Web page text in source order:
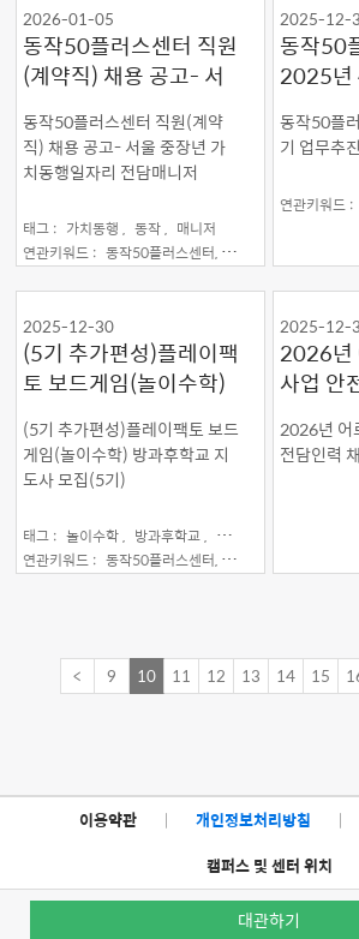
2026-01-05
동작50플러스센터 직원
(계약직) 채용 공고- 서
울 중장년 가치동행일자
리 전담매니저
동작50플러스센터 직원(계약
직) 채용 공고- 서울 중장년 가
치동행일자리 전담매니저
태그 : 가치동행 , 동작 , 매니저
연관키워드 : 동작50플러스센터, 모집공고,
2025-12-
동작50
2025년
진비 집
동작50플
기 업무추
연관키워드 :
2025-12-30
(5기 추가편성)플레이팩
토 보드게임(놀이수학)
방과후학교 지도사 모집
(5기)
(5기 추가편성)플레이팩토 보드
게임(놀이수학) 방과후학교 지
도사 모집(5기)
태그 : 놀이수학 , 방과후학교 , 보드게임 ,
연관키워드 : 동작50플러스센터, 모집공고,
2025-12-
2026년
사업 안
최종합
2026년 어
전담인력
< 9 10 11 12 13 14 15
이용약관 | 개인정보처리방침 |
캠퍼스 및 센터 위치
대관하기